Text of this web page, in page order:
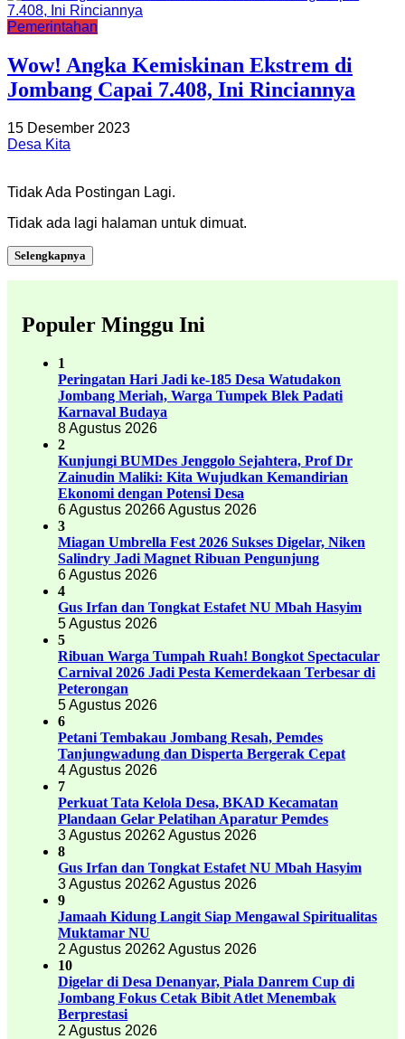
Pemerintahan
Wow! Angka Kemiskinan Ekstrem di
Jombang Capai 7.408, Ini Rinciannya
15 Desember 2023
Desa Kita
Tidak Ada Postingan Lagi.
Tidak ada lagi halaman untuk dimuat.
Selengkapnya
Populer Minggu Ini
1
Peringatan Hari Jadi ke-185 Desa Watudakon
Jombang Meriah, Warga Tumpek Blek Padati
Karnaval Budaya
8 Agustus 2026
2
Kunjungi BUMDes Jenggolo Sejahtera, Prof Dr
Zainudin Maliki: Kita Wujudkan Kemandirian
Ekonomi dengan Potensi Desa
6 Agustus 20266 Agustus 2026
3
Miagan Umbrella Fest 2026 Sukses Digelar, Niken
Salindry Jadi Magnet Ribuan Pengunjung
6 Agustus 2026
4
Gus Irfan dan Tongkat Estafet NU Mbah Hasyim
5 Agustus 2026
5
Ribuan Warga Tumpah Ruah! Bongkot Spectacular
Carnival 2026 Jadi Pesta Kemerdekaan Terbesar di
Peterongan
5 Agustus 2026
6
Petani Tembakau Jombang Resah, Pemdes
Tanjungwadung dan Disperta Bergerak Cepat
4 Agustus 2026
7
Perkuat Tata Kelola Desa, BKAD Kecamatan
Plandaan Gelar Pelatihan Aparatur Pemdes
3 Agustus 20262 Agustus 2026
8
Gus Irfan dan Tongkat Estafet NU Mbah Hasyim
3 Agustus 20262 Agustus 2026
9
Jamaah Kidung Langit Siap Mengawal Spiritualitas
Muktamar NU
2 Agustus 20262 Agustus 2026
10
Digelar di Desa Denanyar, Piala Danrem Cup di
Jombang Fokus Cetak Bibit Atlet Menembak
Berprestasi
2 Agustus 2026